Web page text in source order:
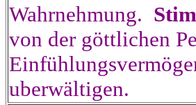
Wahrnehmung.
von der göttlichen
uberwältigen.